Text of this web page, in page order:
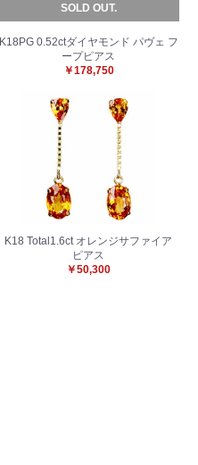
SOLD OUT.
K18PG 0.52ctダイヤモンド パヴェ フ
ープピアス
￥178,750
K18 Total1.6ct オレンジサファイア
ピアス
￥50,300
カートへ進む